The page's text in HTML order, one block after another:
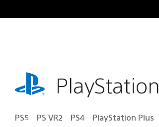
para
playstation.comPlayStation
PS5 PS VR2 PS4 PlayStation Plus